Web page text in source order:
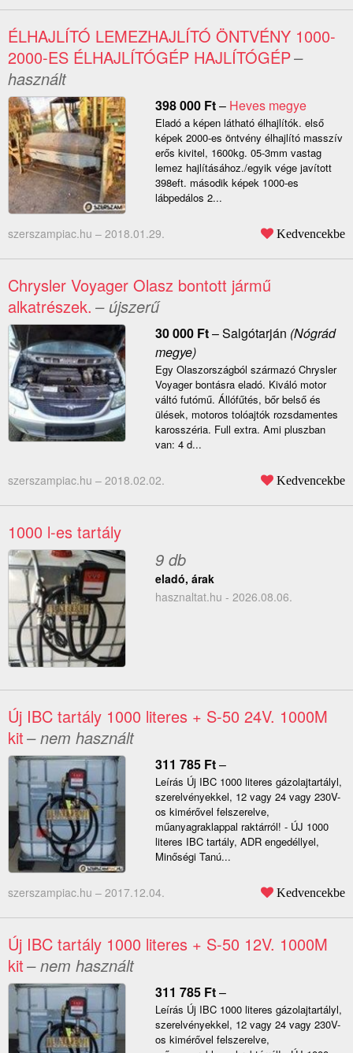
ÉLHAJLÍTÓ LEMEZHAJLÍTÓ ÖNTVÉNY 1000-
2000-ES ÉLHAJLÍTÓGÉP HAJLÍTÓGÉP–
használt
398 000 Ft– Heves megye
Eladó a képen látható élhajlítók. első
képek 2000-es öntvény élhajlító masszív
erős kivitel, 1600kg. 05-3mm vastag
lemez hajlításához./egyik vége javított
398eft. második képek 1000-es
lábpedálos 2...
szerszampiac.hu – 2018.01.29. Kedvencekbe
Chrysler Voyager Olasz bontott jármű
alkatrészek. – újszerű
30 000 Ft–Salgótarján (Nógrád
megye)
Egy Olaszországból származó Chrysler
Voyager bontásra eladó. Kiváló motor
váltó futómű. Állófűtés, bőr belső és
ülések, motoros tolóajtók rozsdamentes
karosszéria. Full extra. Ami pluszban
van: 4 d...
szerszampiac.hu – 2018.02.02. Kedvencekbe
1000 l-es tartály
9 db
eladó, árak
hasznaltat.hu - 2026.08.06.
Új IBC tartály 1000 literes + S-50 24V. 1000M
kit– nem használt
311 785 Ft–
Leírás Új IBC 1000 literes gázolajtartályl,
szerelvényekkel, 12 vagy 24 vagy 230V-
os kimérővel felszerelve,
műanyagraklappal raktárról! - ÚJ 1000
literes IBC tartály, ADR engedéllyel,
Minőségi Tanú...
szerszampiac.hu – 2017.12.04. Kedvencekbe
Új IBC tartály 1000 literes + S-50 12V. 1000M
kit– nem használt
311 785 Ft–
Leírás Új IBC 1000 literes gázolajtartályl,
szerelvényekkel, 12 vagy 24 vagy 230V-
os kimérővel felszerelve,